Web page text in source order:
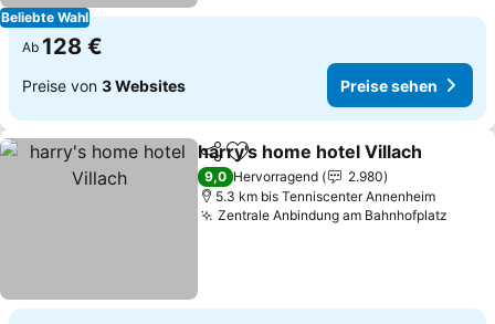
Beliebte Wahl
Ab 128 €
Preise von 3 Websites Preise sehen
TeilenZu Favoriten hinzufügen
harry's home hotel Villach
9,0 Hervorragend
2.980
5.3 km bis Tenniscenter Annenheim
Zentrale Anbindung am Bahnhofplatz